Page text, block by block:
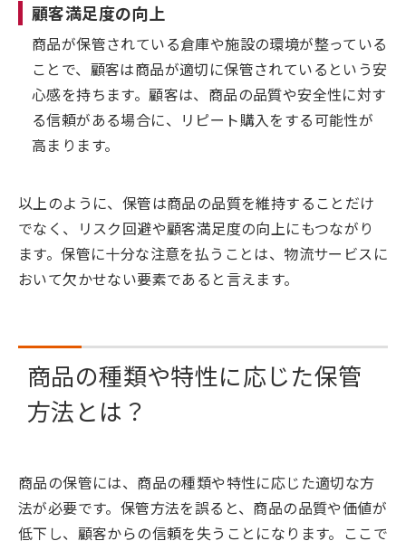
顧客満足度の向上
商品が保管されている倉庫や施設の環境が整っている
ことで、顧客は商品が適切に保管されているという安
心感を持ちます。顧客は、商品の品質や安全性に対す
る信頼がある場合に、リピート購入をする可能性が
高まります。
以上のように、保管は商品の品質を維持することだけ
でなく、リスク回避や顧客満足度の向上にもつながり
ます。保管に十分な注意を払うことは、物流サービスに
おいて欠かせない要素であると言えます。
商品の種類や特性に応じた保管
方法とは？
商品の保管には、商品の種類や特性に応じた適切な方
法が必要です。保管方法を誤ると、商品の品質や価値が
低下し、顧客からの信頼を失うことになります。ここで